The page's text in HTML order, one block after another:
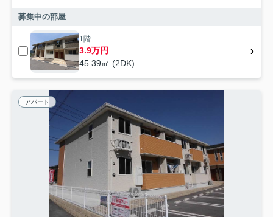
募集中の部屋
1階
3.9万円
45.39㎡ (2DK)
アパート